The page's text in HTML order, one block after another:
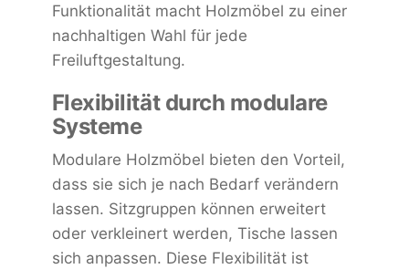
Funktionalität macht Holzmöbel zu einer
nachhaltigen Wahl für jede
Freiluftgestaltung.
Flexibilität durch modulare
Systeme
Modulare Holzmöbel bieten den Vorteil,
dass sie sich je nach Bedarf verändern
lassen. Sitzgruppen können erweitert
oder verkleinert werden, Tische lassen
sich anpassen. Diese Flexibilität ist